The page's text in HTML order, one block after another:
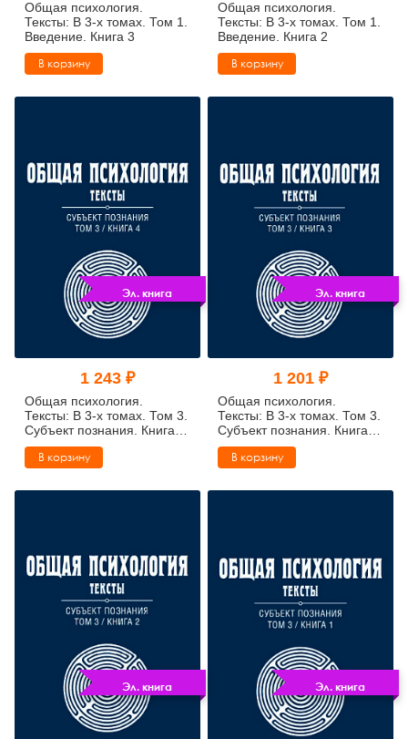
Общая психология.
Тексты: В 3-х томах. Том 1.
Введение. Книга 3
В корзину
Общая психология.
Тексты: В 3-х томах. Том 1.
Введение. Книга 2
В корзину
Эл. книга
1 243 ₽
Общая психология.
Тексты: В 3-х томах. Том 3.
Субъект познания. Книга 4
(pdf)
В корзину
Эл. книга
1 201 ₽
Общая психология.
Тексты: В 3-х томах. Том 3.
Субъект познания. Книга 3
(pdf)
В корзину
Эл. книга Эл. книга